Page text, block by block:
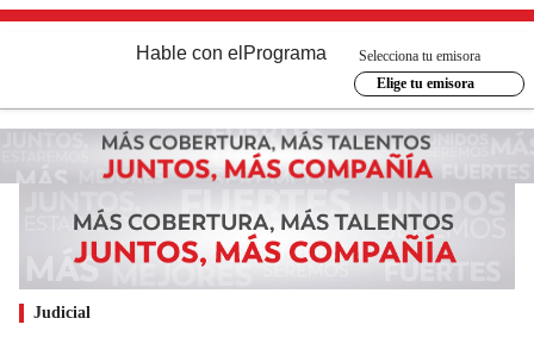
Hable con el Programa
Selecciona tu emisora
Elige tu emisora
Judicial